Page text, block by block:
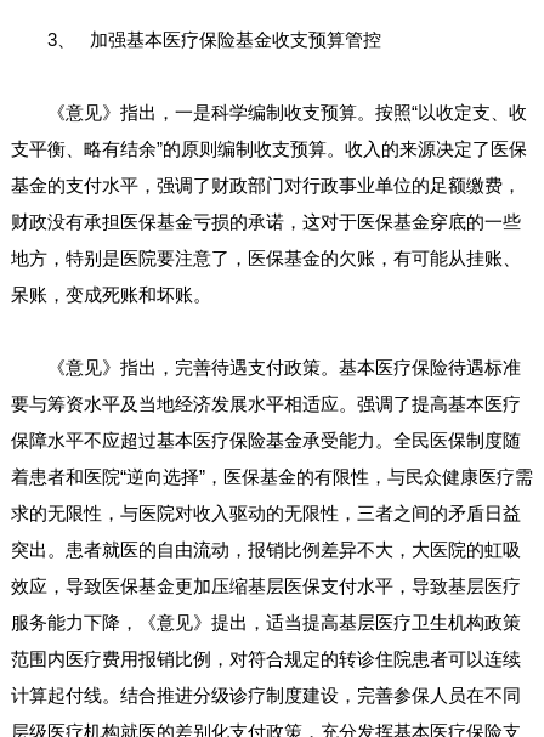
3、 加强基本医疗保险基金收支预算管控
《意见》指出，一是科学编制收支预算。按照“以收定支、收
支平衡、略有结余”的原则编制收支预算。收入的来源决定了医保
基金的支付水平，强调了财政部门对行政事业单位的足额缴费，
财政没有承担医保基金亏损的承诺，这对于医保基金穿底的一些
地方，特别是医院要注意了，医保基金的欠账，有可能从挂账、
呆账，变成死账和坏账。
《意见》指出，完善待遇支付政策。基本医疗保险待遇标准
要与筹资水平及当地经济发展水平相适应。强调了提高基本医疗
保障水平不应超过基本医疗保险基金承受能力。全民医保制度随
着患者和医院“逆向选择”，医保基金的有限性，与民众健康医疗需
求的无限性，与医院对收入驱动的无限性，三者之间的矛盾日益
突出。患者就医的自由流动，报销比例差异不大，大医院的虹吸
效应，导致医保基金更加压缩基层医保支付水平，导致基层医疗
服务能力下降，《意见》提出，适当提高基层医疗卫生机构政策
范围内医疗费用报销比例，对符合规定的转诊住院患者可以连续
计算起付线。结合推进分级诊疗制度建设，完善参保人员在不同
层级医疗机构就医的差别化支付政策，充分发挥基本医疗保险支